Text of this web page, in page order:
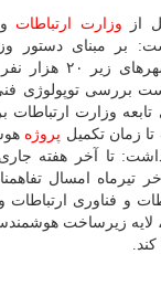
از وزارت ارتباطات
بر مبنای دستور
سازی مدارس
بررسی توپولوژی
وزارت ارتباطات
تا زمان تكمیل پروژه
تا آخر هفته
تیرماه امسال
و فناوری